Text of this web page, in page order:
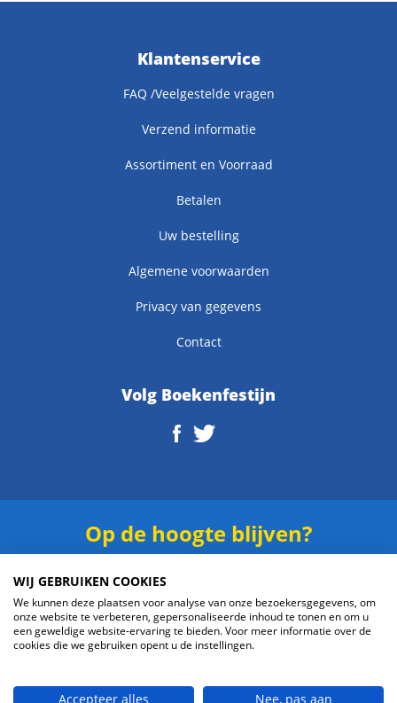
Klantenservice
FAQ /Veelgestelde vragen
Verzend informatie
Assortiment en Voorraad
Betalen
Uw bestelling
Algemene voorwaarden
Privacy van gegevens
Contact
Volg Boekenfestijn
Op de hoogte blijven?
WIJ GEBRUIKEN COOKIES
We kunnen deze plaatsen voor analyse van onze bezoekersgegevens, om
onze website te verbeteren, gepersonaliseerde inhoud te tonen en om u
een geweldige website-ervaring te bieden. Voor meer informatie over de
cookies die we gebruiken opent u de instellingen.
Accepteer alles Nee, pas aan